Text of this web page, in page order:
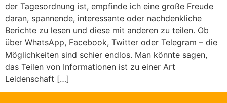
der Tagesordnung ist, empfinde ich eine große Freude
daran, spannende, interessante oder nachdenkliche
Berichte zu lesen und diese mit anderen zu teilen. Ob
über WhatsApp, Facebook, Twitter oder Telegram – die
Möglichkeiten sind schier endlos. Man könnte sagen,
das Teilen von Informationen ist zu einer Art
Leidenschaft […]